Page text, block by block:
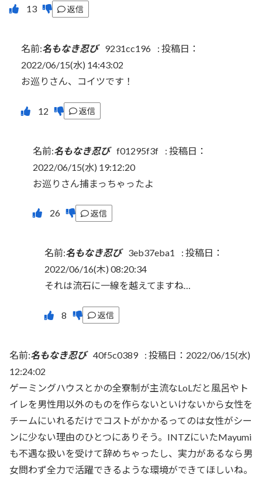
返信
名前:名もなき忍び 9231cc196 : 投稿日：
2022/06/15(水) 14:43:02
お巡りさん、コイツです！
返信
名前:名もなき忍び f01295f3f : 投稿日：
2022/06/15(水) 19:12:20
お巡りさん捕まっちゃったよ
返信
名前:名もなき忍び 3eb37eba1 : 投稿日：
2022/06/16(木) 08:20:34
それは流石に一線を越えてますね…
返信
名前:名もなき忍び 40f5c0389 : 投稿日：2022/06/15(水)
12:24:02
ゲーミングハウスとかの全寮制が主流なLoLだと風呂やト
イレを男性用以外のものを作らないといけないから女性を
チームにいれるだけでコストがかかるってのは女性がシー
ンに少ない理由のひとつにありそう。INTZにいたMayumi
も不遇な扱いを受けて辞めちゃったし、実力があるなら男
女問わず全力で活躍できるような環境ができてほしいね。